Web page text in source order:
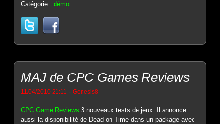
Catégorie :démo
MAJ de CPC Games Reviews
11/04/2010 21:11 -Genesis8
CPC Game Reviews 3 nouveaux tests de jeux. Il annonce
aussi la disponibilité de Dead on Time dans un package avec